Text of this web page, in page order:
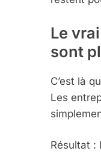
Le
sont
C’est là
Les
Résultat :